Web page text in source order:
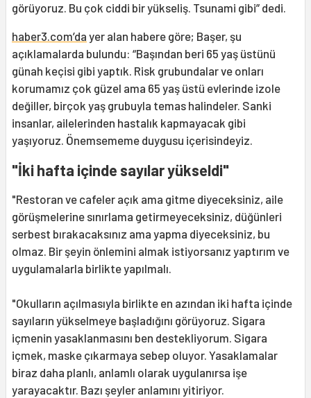
görüyoruz. Bu çok ciddi bir yükseliş. Tsunami gibi” dedi.
haber3.com’da yer alan habere göre; Başer, şu
açıklamalarda bulundu: “Başından beri 65 yaş üstünü
günah keçisi gibi yaptık. Risk grubundalar ve onları
korumamız çok güzel ama 65 yaş üstü evlerinde izole
değiller, birçok yaş grubuyla temas halindeler. Sanki
insanlar, ailelerinden hastalık kapmayacak gibi
yaşıyoruz. Önemsememe duygusu içerisindeyiz.
"İki hafta içinde sayılar yükseldi"
"Restoran ve cafeler açık ama gitme diyeceksiniz, aile
görüşmelerine sınırlama getirmeyeceksiniz, düğünleri
serbest bırakacaksınız ama yapma diyeceksiniz, bu
olmaz. Bir şeyin önlemini almak istiyorsanız yaptırım ve
uygulamalarla birlikte yapılmalı.
"Okulların açılmasıyla birlikte en azından iki hafta içinde
sayıların yükselmeye başladığını görüyoruz. Sigara
içmenin yasaklanmasını ben destekliyorum. Sigara
içmek, maske çıkarmaya sebep oluyor. Yasaklamalar
biraz daha planlı, anlamlı olarak uygulanırsa işe
yarayacaktır. Bazı şeyler anlamını yitiriyor.